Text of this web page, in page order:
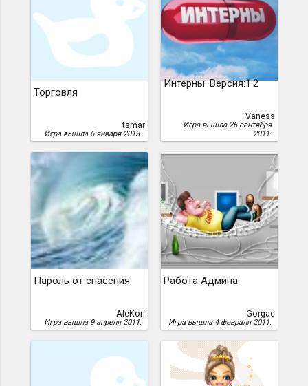
Торговля
tsmar
Игра вышла 6 января 2013.
Интерны. Версия:1.2
Vaness
Игра вышла 26 сентября
2011.
Пароль от спасения
AleKon
Игра вышла 9 апреля 2011.
Работа Админа
Gorgac
Игра вышла 4 февраля 2011.